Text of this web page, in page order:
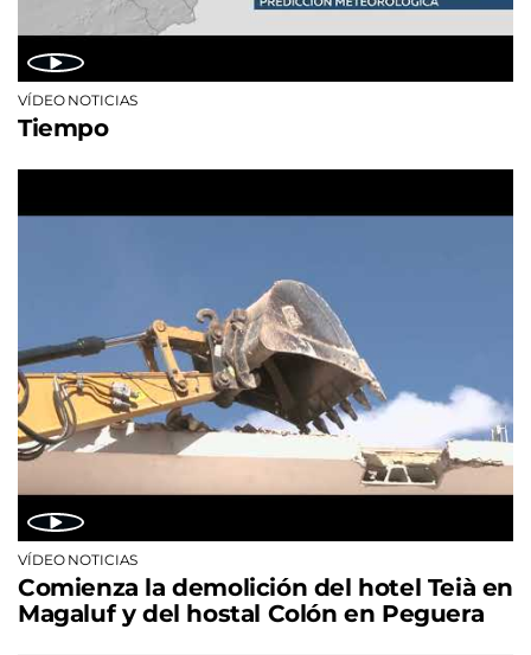
VÍDEO NOTICIAS
Tiempo
VÍDEO NOTICIAS
Comienza la demolición del hotel Teià en
Magaluf y del hostal Colón en Peguera